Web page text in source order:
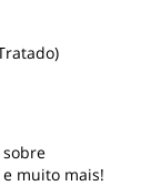
sobre
muito mais!